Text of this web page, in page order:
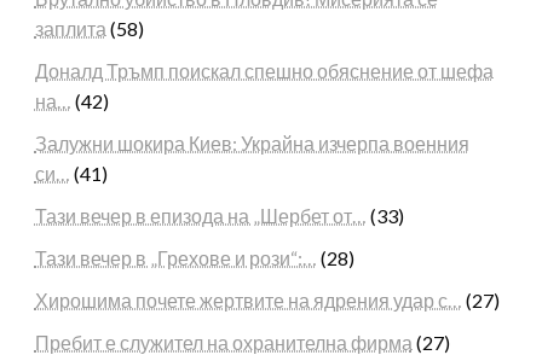
заплита (58)
Доналд Тръмп поискал спешно обяснение от шефа
на… (42)
Залужни шокира Киев: Украйна изчерпа военния
си… (41)
Тази вечер в епизода на „Шербет от… (33)
Тази вечер в „Грехове и рози“:… (28)
Хирошима почете жертвите на ядрения удар с… (27)
Пребит е служител на охранителна фирма (27)